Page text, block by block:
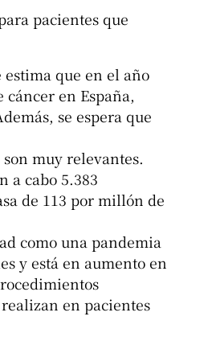
pacientes que
estima que en el año
cáncer en España,
se espera que
muy relevantes.
a cabo 5.383
de 113 por millón de
como una pandemia
y está en aumento en
en pacientes